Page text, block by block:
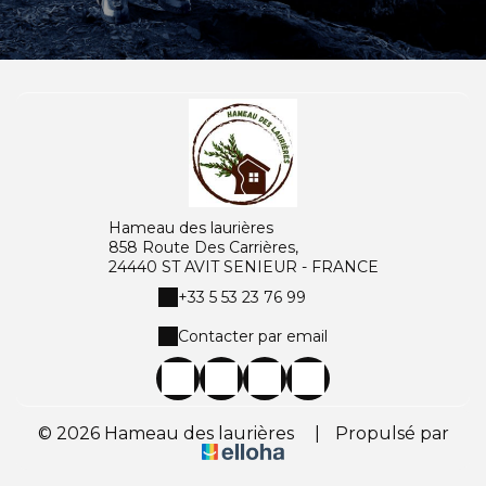
Hameau des laurières
858 Route Des Carrières,
24440 ST AVIT SENIEUR - FRANCE
+33 5 53 23 76 99
Contacter par email
© 2026 Hameau des laurières Propulsé par